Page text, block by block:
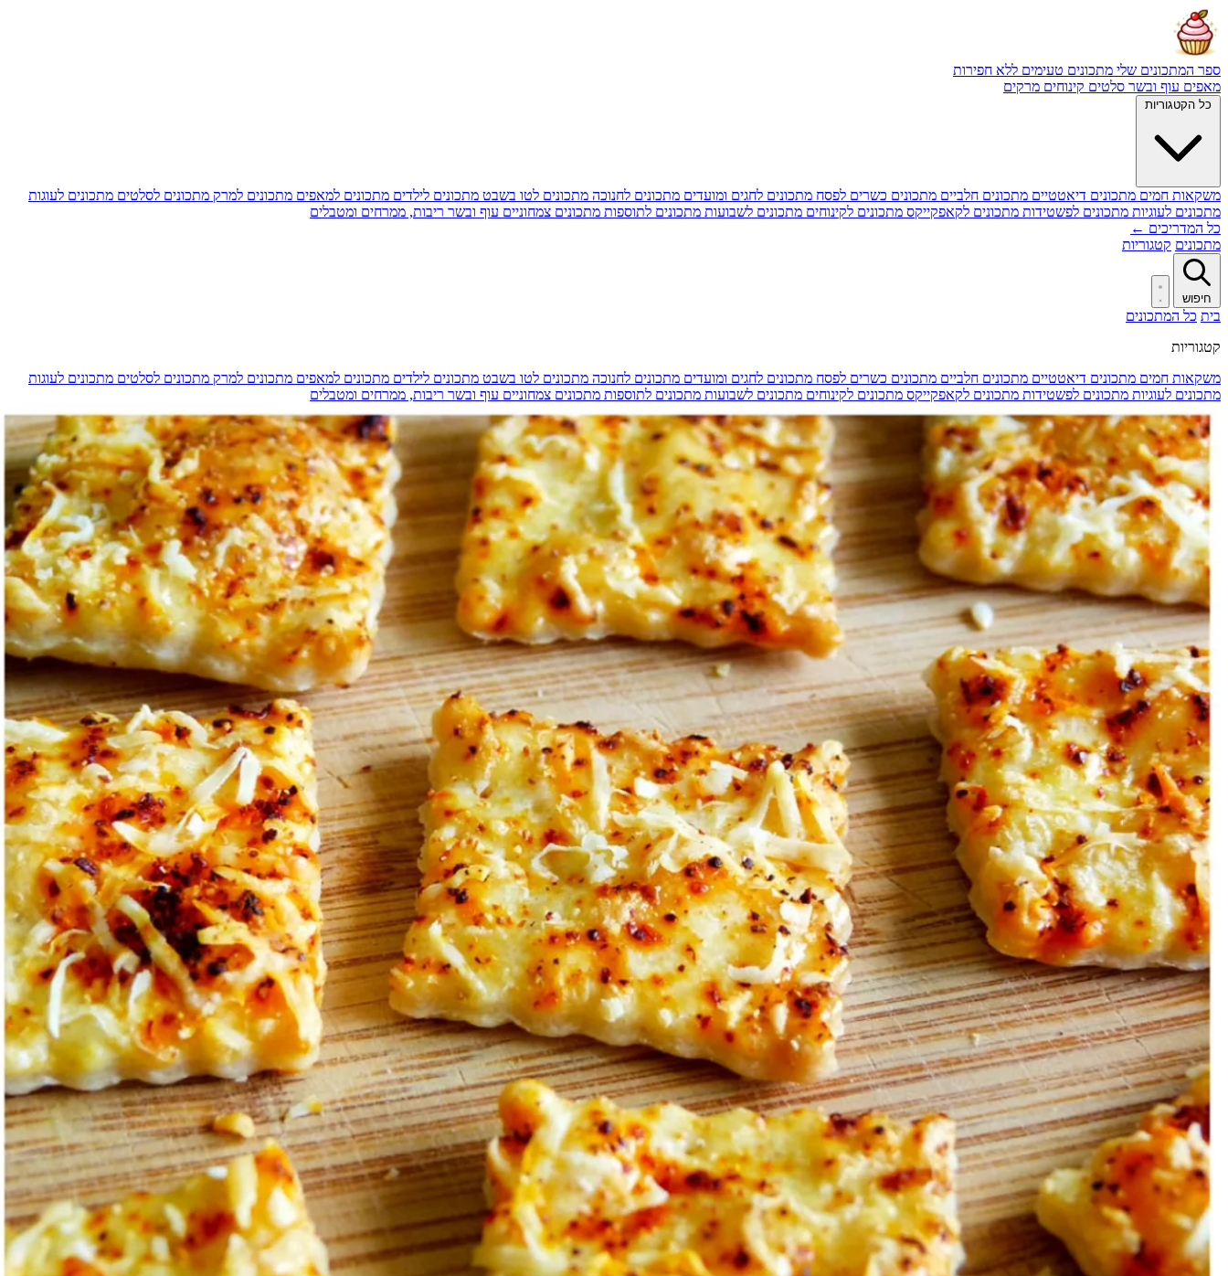
ספר המתכונים שלי מתכונים טעימים ללא חפירות
מאפים עוף ובשר סלטים קינוחים מרקים
כל הקטגוריות
משקאות חמים מתכונים דיאטטיים מתכונים חלביים מתכונים כשרים לפסח מתכונים לחגים ומועדים מתכונים לחנוכה מתכונים לטו בשבט מתכונים לילדים מתכונים למאפים מתכונים למרק מתכונים לסלטים מתכונים לעוגות
מתכונים לעוגיות מתכונים לפשטידות מתכונים לקאפקייקס מתכונים לקינוחים מתכונים לשבועות מתכונים לתוספות מתכונים צמחוניים עוף ובשר ריבות, ממרחים ומטבלים
כל המדריכים ←
מתכונים קטגוריות
חיפוש
בית כל המתכונים
קטגוריות
משקאות חמים מתכונים דיאטטיים מתכונים חלביים מתכונים כשרים לפסח מתכונים לחגים ומועדים מתכונים לחנוכה מתכונים לטו בשבט מתכונים לילדים מתכונים למאפים מתכונים למרק מתכונים לסלטים מתכונים לעוגות
מתכונים לעוגיות מתכונים לפשטידות מתכונים לקאפקייקס מתכונים לקינוחים מתכונים לשבועות מתכונים לתוספות מתכונים צמחוניים עוף ובשר ריבות, ממרחים ומטבלים